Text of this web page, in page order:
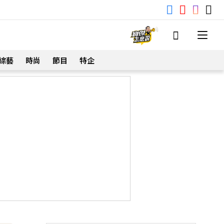
藝 時尚 節目 特企